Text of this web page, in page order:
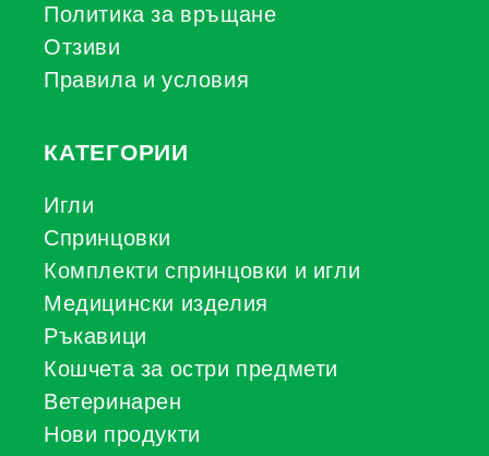
Политика за връщане
Отзиви
Правила и условия
КАТЕГОРИИ
Игли
Спринцовки
Комплекти спринцовки и игли
Медицински изделия
Ръкавици
Кошчета за остри предмети
Ветеринарен
Нови продукти